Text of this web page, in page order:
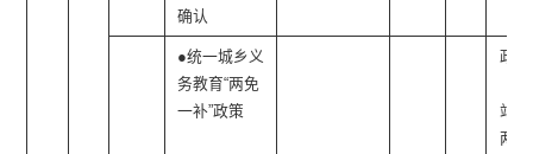
确认
●统一城乡义
务教育“两免
一补”政策
政府
站、
两微